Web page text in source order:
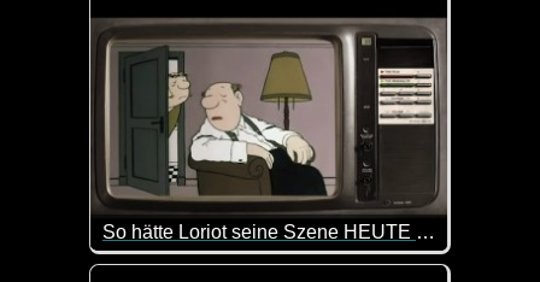
So hätte Loriot seine Szene HEUTE gespielt
Eine Hommage an einen der größten deutschen